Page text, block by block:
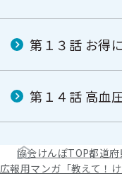
第１３話 お得
第１４話 高血
協会けんぽTOP都道府
広報用マンガ「教えて！け